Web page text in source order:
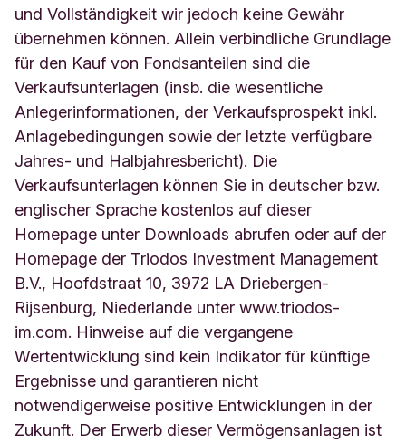
und Vollständigkeit wir jedoch keine Gewähr
übernehmen können. Allein verbindliche Grundlage
für den Kauf von Fondsanteilen sind die
Verkaufsunterlagen (insb. die wesentliche
Anlegerinformationen, der Verkaufsprospekt inkl.
Anlagebedingungen sowie der letzte verfügbare
Jahres- und Halbjahresbericht). Die
Verkaufsunterlagen können Sie in deutscher bzw.
englischer Sprache kostenlos auf dieser
Homepage unter Downloads abrufen oder auf der
Homepage der Triodos Investment Management
B.V., Hoofdstraat 10, 3972 LA Driebergen-
Rijsenburg, Niederlande unter www.triodos-
im.com. Hinweise auf die vergangene
Wertentwicklung sind kein Indikator für künftige
Ergebnisse und garantieren nicht
notwendigerweise positive Entwicklungen in der
Zukunft. Der Erwerb dieser Vermögensanlagen ist